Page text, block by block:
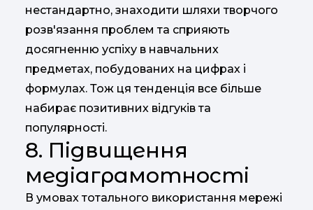
нестандартно, знаходити шляхи творчого
розв'язання проблем та сприяють
досягненню успіху в навчальних
предметах, побудованих на цифрах і
формулах. Тож ця тенденція все більше
набирає позитивних відгуків та
популярності.
8. Підвищення
медіаграмотності
В умовах тотального використання мережі